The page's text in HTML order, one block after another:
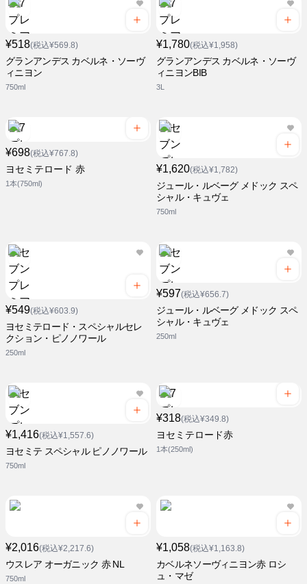
¥518(税込¥569.8)
グランアンデス カベルネ・ソーヴ
ィニヨン
750ml
¥1,780(税込¥1,958)
グランアンデス カベルネ・ソーヴ
ィニヨンBIB
3L
¥698(税込¥767.8)
ヨセミテロード 赤
1本(750ml)
¥1,620(税込¥1,782)
ジュール・ルベーグ メドック スペ
シャル・キュヴェ
750ml
¥549(税込¥603.9)
ヨセミテロード・スペシャルセレ
クション・ピノノワール
250ml
¥597(税込¥656.7)
ジュール・ルベーグ メドック スペ
シャル・キュヴェ
250ml
¥1,416(税込¥1,557.6)
ヨセミテ スペシャル ピノノワール
750ml
¥318(税込¥349.8)
ヨセミテロード赤
1本(250ml)
¥2,016(税込¥2,217.6)
ウスレア オーガニック 赤 NL
750ml
¥1,058(税込¥1,163.8)
カベルネソーヴィニヨン赤 ロシ
ュ・マゼ